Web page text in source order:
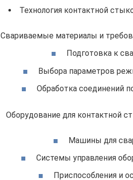
Технология контактной
Свариваемые материалы и
Подготовка к
Выбора параметров
Обработка соединений
Оборудование для контактной
Машины для
Системы управления
Приспособления и